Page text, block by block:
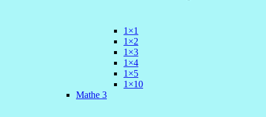
1×1
1×2
1×3
1×4
1×5
1×10
Mathe 3